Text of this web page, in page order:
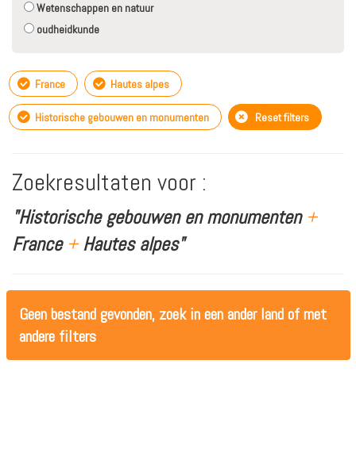
Wetenschappen en natuur
oudheidkunde
France Hautes alpes
Historische gebouwen en monumenten Reset filters
Zoekresultaten voor :
"Historische gebouwen en monumenten +
France +Hautes alpes"
Geen bestand gevonden, zoek in een ander land of met
andere filters